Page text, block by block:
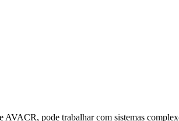
pode trabalhar com sistemas